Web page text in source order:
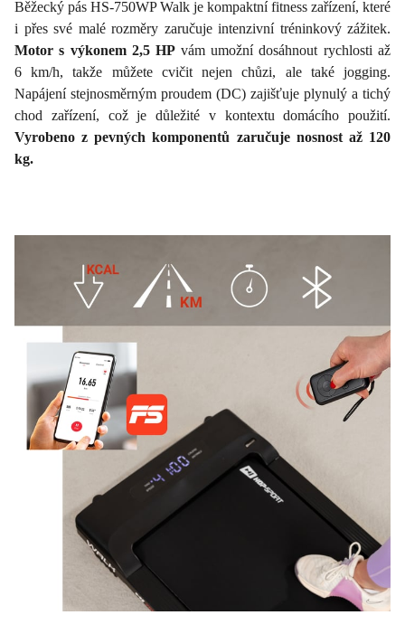
Běžecký pás HS-750WP Walk je kompaktní fitness zařízení, které
i přes své malé rozměry zaručuje intenzivní tréninkový zážitek.
Motor s výkonem 2,5 HP vám umožní dosáhnout rychlosti až
6 km/h, takže můžete cvičit nejen chůzi, ale také jogging.
Napájení stejnosměrným proudem (DC) zajišťuje plynulý a tichý
chod zařízení, což je důležité v kontextu domácího použití.
Vyrobeno z pevných komponentů zaručuje nosnost až 120
kg.